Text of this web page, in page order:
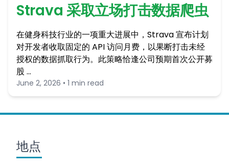
Strava 采取立场打击数据爬虫
在健身科技行业的一项重大进展中，Strava 宣布计划
对开发者收取固定的 API 访问月费，以果断打击未经
授权的数据抓取行为。此策略恰逢公司预期首次公开募
股 …
June 2, 2026 • 1 min read
地点